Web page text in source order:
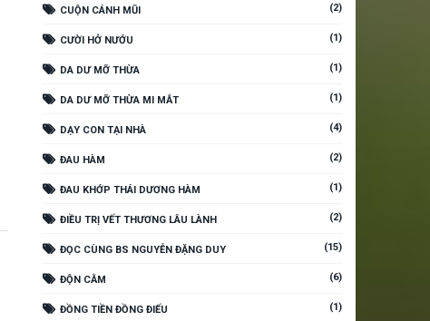
CUỘN CÁNH MŨI (2)
CƯỜI HỞ NƯỚU (1)
DA DƯ MỠ THỪA (1)
DA DƯ MỠ THỪA MI MẮT (1)
DẠY CON TẠI NHÀ (4)
ĐAU HÀM (2)
ĐAU KHỚP THÁI DƯƠNG HÀM (1)
ĐIỀU TRỊ VẾT THƯƠNG LÂU LÀNH (2)
ĐỌC CÙNG BS NGUYỄN ĐẶNG DUY (15)
ĐỘN CẰM (6)
ĐỒNG TIỀN ĐỒNG ĐIẾU (1)